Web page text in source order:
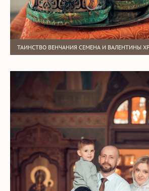
ТАИНСТВО ВЕНЧАНИЯ СЕМЕНА И ВАЛЕНТИНЫ